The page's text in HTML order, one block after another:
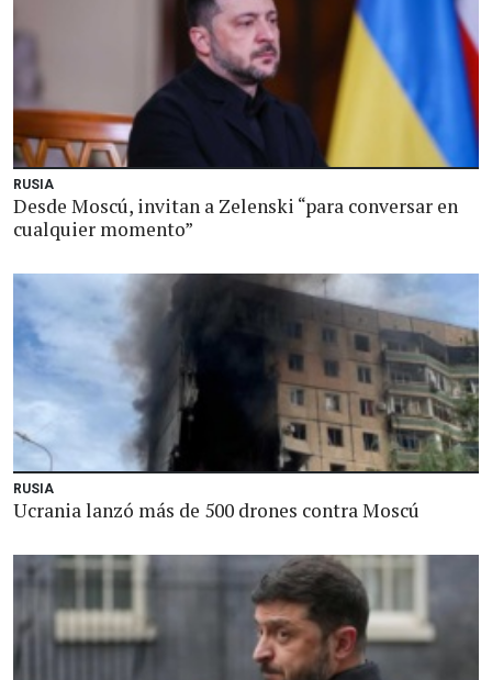
RUSIA
Desde Moscú, invitan a Zelenski “para conversar en
cualquier momento”
RUSIA
Ucrania lanzó más de 500 drones contra Moscú